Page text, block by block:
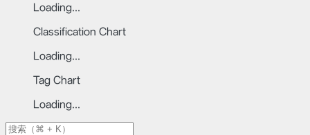
Loading...
Classification Chart
Loading...
Tag Chart
Loading...